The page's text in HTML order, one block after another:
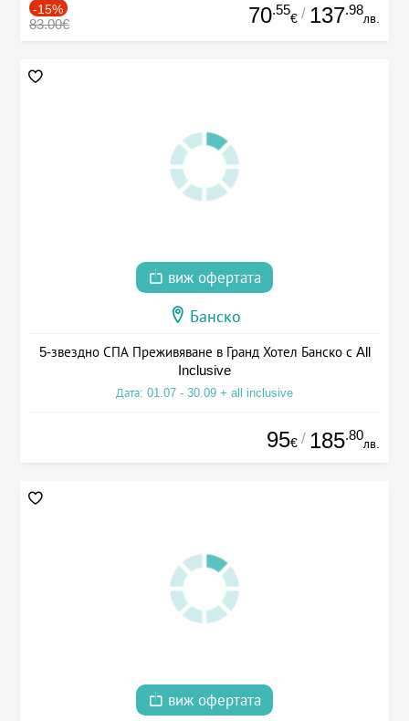
-15%
83.00€ 70.55
€ / 137.98
лв.
виж офертата
Банско
5-звездно СПА Преживяване в Гранд Хотел Банско с All
Inclusive
Дата: 01.07 - 30.09 + all inclusive
95€ / 185.80
лв.
виж офертата